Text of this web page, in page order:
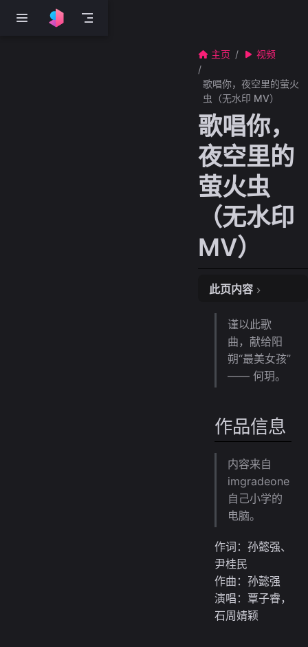
跳至主要內容
主页 视频
歌唱你，夜空里的萤火
虫（无水印 MV）
歌唱你，
夜空里的
萤火虫
（无水印
MV）
此页内容
作品信息
创作背景
存档源
Metadata
谨以此歌
曲，献给阳
朔“最美女孩”
—— 何玥。
作品信息
内容来自
imgradeone
自己小学的
电脑。
作词：孙懿强、
尹桂民
作曲：孙懿强
演唱：覃子睿，
石周婧颖